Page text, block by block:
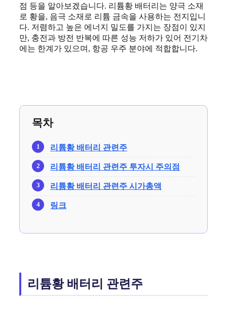
점 등을 알아보겠습니다. 리튬황 배터리는 양극 소재
로 황을, 음극 소재로 리튬 금속을 사용하는 전지입니
다. 저렴하고 높은 에너지 밀도를 가지는 장점이 있지
만, 충전과 방전 반복에 따른 성능 저하가 있어 전기차
에는 한계가 있으며, 항공 우주 분야에 적합합니다.
목차
리튬황 배터리 관련주
리튬황 배터리 관련주 투자시 주의점
리튬황 배터리 관련주 시가총액
링크
리튬황 배터리 관련주